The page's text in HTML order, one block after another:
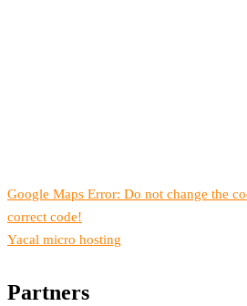
Google Maps Error: Do not change the
correct code!
Yacal micro hosting
Partners